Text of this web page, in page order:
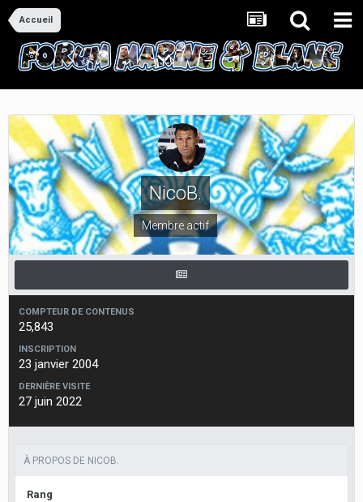
Accueil
NicoB.
Membre actif
COMPTEUR DE CONTENUS
25,843
INSCRIPTION
23 janvier 2004
DERNIÈRE VISITE
27 juin 2022
À PROPOS DE NICOB.
Rang